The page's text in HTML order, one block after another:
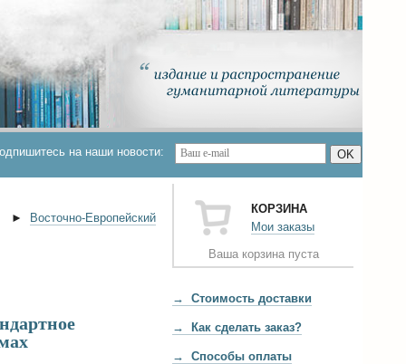
на наши новости: OK
КОРЗИНА
Мои заказы
Ваша корзина пуста
→ Стоимость доставки
→ Как сделать заказ?
→ Способы оплаты
Восточно-Европейский